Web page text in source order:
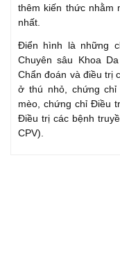
thêm kiến thức nhằm
nhất.
Điển hình là những
Chuyên sâu Khoa
Chẩn đoán và điều trị
ở thú nhỏ, chứng
mèo, chứng chỉ Điều
Điều trị các bệnh
CPV).